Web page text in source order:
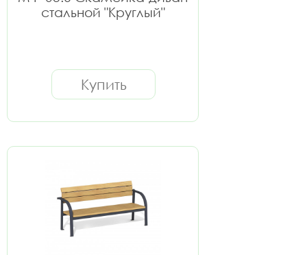
стальной "Круглый"
Купить